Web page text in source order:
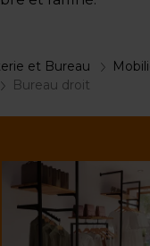
et Bureau
Bureau droit